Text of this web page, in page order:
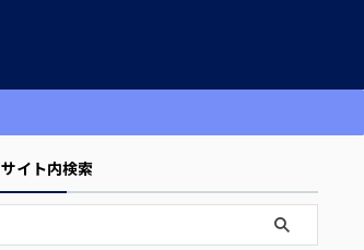
サイト内検索